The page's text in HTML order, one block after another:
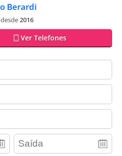
Berardi
2016
Ver Telefones